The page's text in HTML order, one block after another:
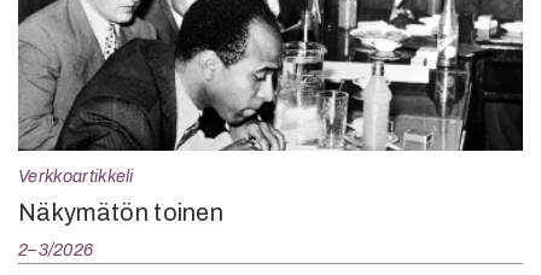
Verkkoartikkeli
Näkymätön toinen
2–3/2026